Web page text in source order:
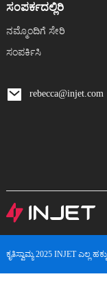
ಸಂಪರ್ಕದಲ್ಲಿರಿ
ನಮ್ಮೊಂದಿಗೆ ಸೇರಿ
ಸಂಪರ್ಕಿಸಿ
rebecca@injet.com
ಕೃತಿಸ್ವಾಮ್ಯ 2025 INJET ಎಲ್ಲ